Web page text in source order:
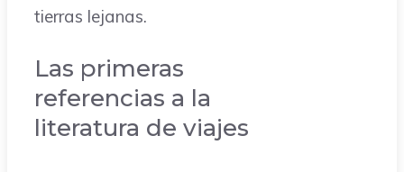
tierras lejanas.
Las primeras
referencias a la
literatura de viajes